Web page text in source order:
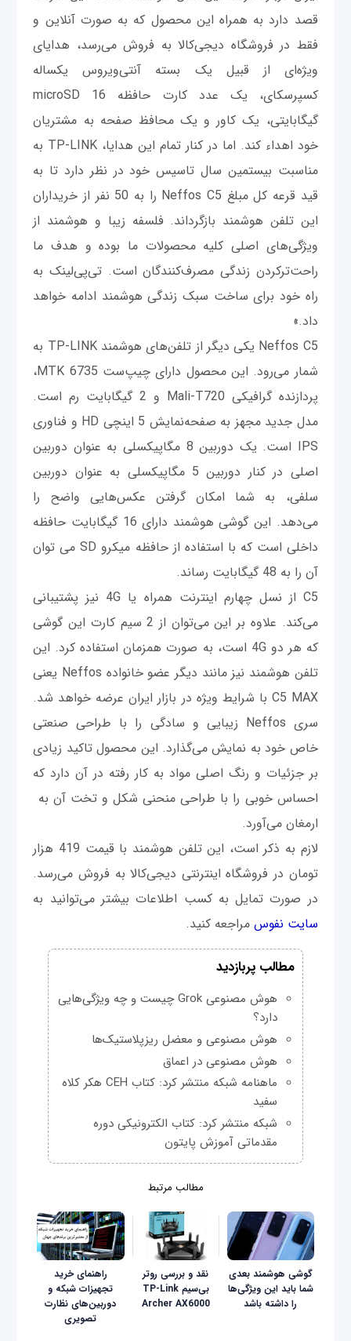
قصد دارد به همراه این محصول که به صورت آنلاین و
فقط در فروشگاه دیجی‌کالا به فروش می‌رسد، هدایای
ویژه‌ای از قبیل یک بسته آنتی‌ویروس یکساله
کسپرسکای، یک عدد کارت حافظه microSD 16
گیگابایتی، یک کاور و یک محافظ صفحه به مشتریان
خود اهداء کند. اما در کنار تمام این هدایا، TP-LINK به
مناسبت بیستمین سال تاسیس خود در نظر دارد تا به
قید قرعه کل مبلغ Neffos C5 را به 50 نفر از خریداران
این تلفن هوشمند بازگرداند. فلسفه زیبا و هوشمند از
ویژگی‌های اصلی کلیه محصولات ما بوده و هدف ما
راحت‌تر‌کردن زندگی مصرف‌کنندگان است. تی‌پی‌لینک به
راه خود برای ساخت سبک زندگی هوشمند ادامه خواهد
داد.»
Neffos C5 یکی دیگر از تلفن‌های هوشمند TP-LINK به
شمار می‌رود. این محصول دارای چیپ‌ست MTK 6735،
پردازنده گرافیکی Mali-T720 و 2 گیگابایت رم است.
مدل جدید مجهز به صفحه‌نمایش 5 اینچی HD و فناوری
IPS است. یک دوربین 8 مگاپیکسلی به عنوان دوربین
اصلی در کنار دوربین 5 مگاپیکسلی به عنوان دوربین
سلفی، به شما امکان گرفتن عکس‌هایی واضح را
می‌دهد. این گوشی هوشمند دارای 16 گیگابایت حافظه
داخلی است که با استفاده از حافظه میکرو SD می توان
آن را به 48 گیگابایت رساند.
C5 از نسل چهارم اینترنت همراه یا 4G نیز پشتیبانی
می‌کند. علاوه بر این می‌توان از 2 سیم کارت این گوشی
که هر دو 4G است، به صورت همزمان استفاده کرد. این
تلفن هوشمند نیز مانند دیگر عضو خانواده Neffos یعنی
C5 MAX با شرایط ویژه در بازار ایران عرضه خواهد شد.
سری Neffos زیبایی و سادگی را با طراحی صنعتی
خاص خود به نمایش می‌گذارد. این محصول تاکید زیادی
بر جزئیات و رنگ اصلی مواد به کار رفته در آن دارد که
احساس خوبی را با طراحی منحنی شکل و تخت آن به
ارمغان می‌آورد.
لازم به ذکر است، این تلفن هوشمند با قیمت 419 هزار
تومان در فروشگاه اینترنتی دیجی‌کالا به فروش می‌رسد.
در صورت تمایل به کسب اطلاعات بیشتر می‌توانید به
سایت نفوس مراجعه کنید.
مطالب پربازدید
هوش مصنوعی Grok چیست و چه ویژگی‌هایی
دارد؟
هوش مصنوعی و معضل ریزپلاستیک‌ها
هوش مصنوعی در اعماق
ماهنامه شبکه منتشر کرد: کتاب CEH هکر کلاه
سفید
شبکه منتشر کرد: کتاب الکترونیکی دوره
مقدماتی آموزش پایتون
مطالب مرتبط
گوشی هوشمند بعدی
شما باید این ویژگی‌ها
را داشته باشد
نقد و بررسی روتر
بی‌سیم TP-Link
Archer AX6000
راهنمای خرید
تجهیزات شبکه و
دوربین‌های نظارت
تصویری